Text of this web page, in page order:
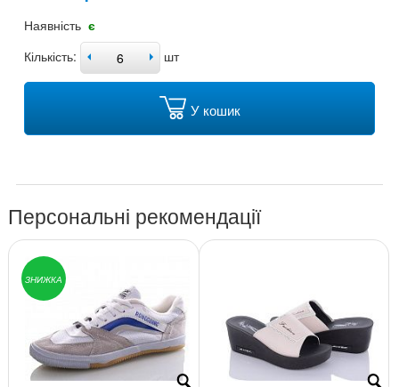
Наявність є
Кількість:
шт
У кошик
Персональні рекомендації
ЗНИЖКА